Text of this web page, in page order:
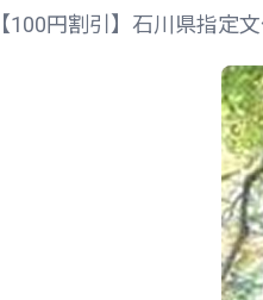
【100円割引】石川県指定